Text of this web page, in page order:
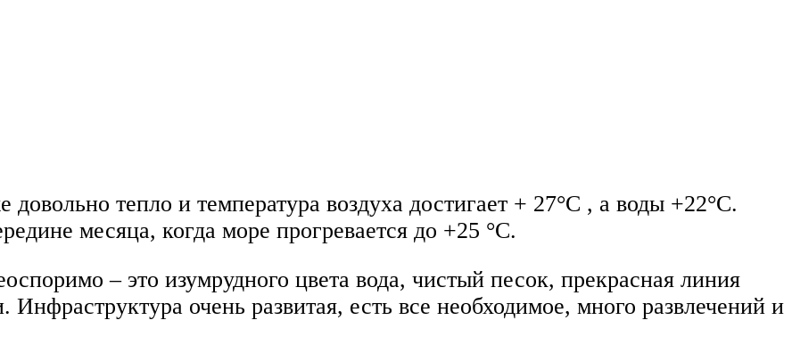
тепло и температура воздуха достигает + 27°C , а воды +22°C.
месяца, когда море прогревается до +25 °C.
– это изумрудного цвета вода, чистый песок, прекрасная линия
очень развитая, есть все необходимое, много развлечений и